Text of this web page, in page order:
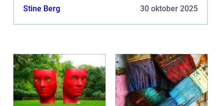
Stine Berg 30 oktober 2025